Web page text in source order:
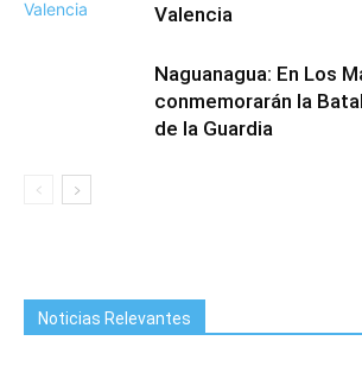
Valencia
Naguanagua: En Los
conmemorarán la
de la Guardia
Noticias Relevantes